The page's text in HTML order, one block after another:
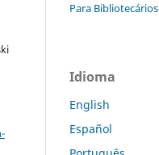
Para Bibliotecários
Idioma
English
Español